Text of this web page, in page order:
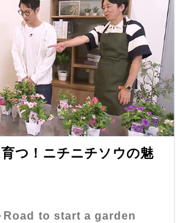
つ！ニチニチソウの魅
Road to start a garden